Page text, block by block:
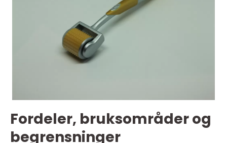
Fordeler, bruksområder og
begrensninger